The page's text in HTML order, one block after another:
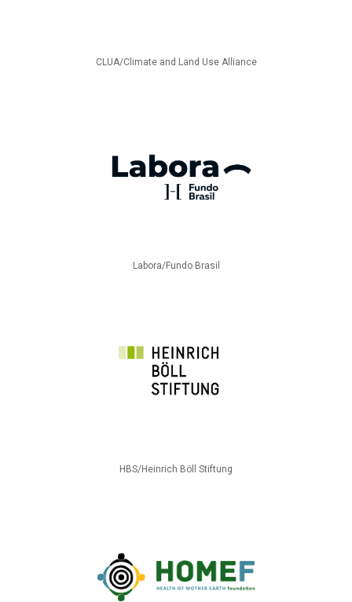
CLUA/Climate and Land Use Alliance
Labora/Fundo Brasil
HBS/Heinrich Böll Stiftung